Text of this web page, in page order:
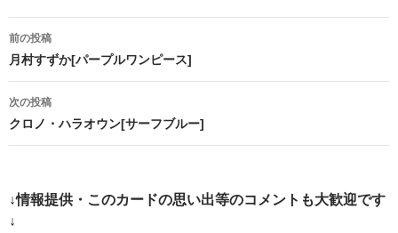
投
稿
ナ
ビ
ー
シ
前の投稿
月村すずか[パープルワンピース]
次の投稿
クロノ・ハラオウン[サーフブルー]
↓情報提供・このカードの思い出等のコメントも大歓迎です
↓